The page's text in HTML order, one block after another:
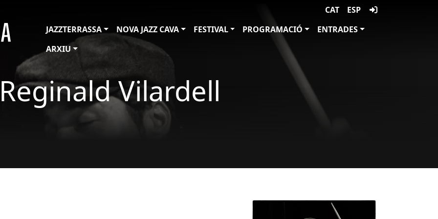
CAT
ESP
JAZZTERRASSA
NOVA JAZZ CAVA FESTIVAL PROGRAMACIÓ
ENTRADES
ARXIU
Reginald Vilardell
Imatges
Image